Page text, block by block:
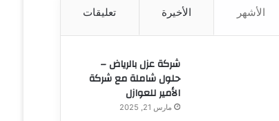
الأشهر الأخيرة تعليقات
شركة عزل بالرياض –
حلول شاملة مع شركة
الأمير للعوازل
مارس 21, 2025